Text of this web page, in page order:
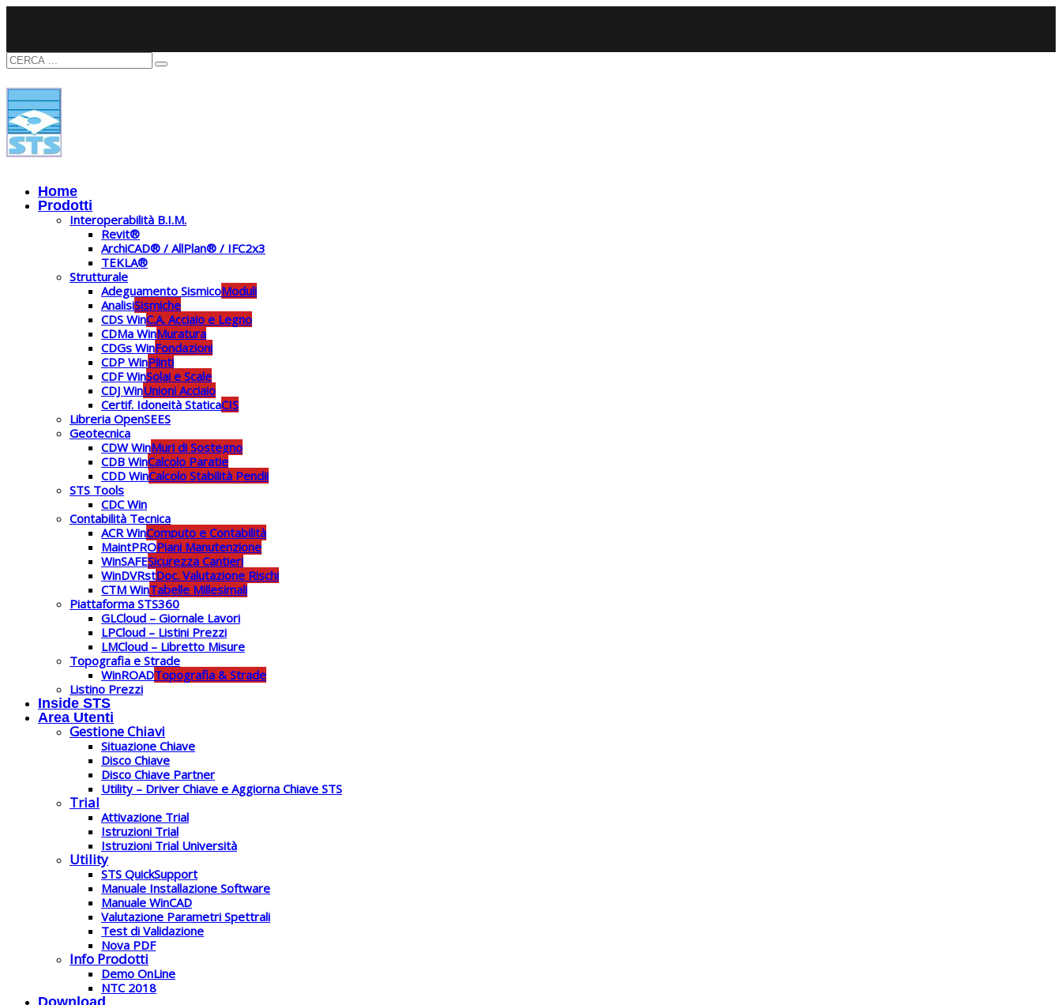
Home
Prodotti
Interoperabilità B.I.M.
Revit®
ArchiCAD® / AllPlan® / IFC2x3
TEKLA®
Strutturale
Adeguamento SismicoModuli
AnalisiSismiche
CDS WinC.A. Acciaio e Legno
CDMa WinMuratura
CDGs WinFondazioni
CDP WinPlinti
CDF WinSolai e Scale
CDJ WinUnioni Acciaio
Certif. Idoneità StaticaCIS
Libreria OpenSEES
Geotecnica
CDW WinMuri di Sostegno
CDB WinCalcolo Paratie
CDD WinCalcolo Stabilità Pendii
STS Tools
CDC Win
Contabilità Tecnica
ACR WinComputo e Contabilità
MaintPROPiani Manutenzione
WinSAFESicurezza Cantieri
WinDVRstDoc. Valutazione Rischi
CTM WinTabelle Millesimali
Piattaforma STS360
GLCloud – Giornale Lavori
LPCloud – Listini Prezzi
LMCloud – Libretto Misure
Topografia e Strade
WinROADTopografia & Strade
Listino Prezzi
Inside STS
Area Utenti
Gestione Chiavi
Situazione Chiave
Disco Chiave
Disco Chiave Partner
Utility – Driver Chiave e Aggiorna Chiave STS
Trial
Attivazione Trial
Istruzioni Trial
Istruzioni Trial Università
Utility
STS QuickSupport
Manuale Installazione Software
Manuale WinCAD
Valutazione Parametri Spettrali
Test di Validazione
Nova PDF
Info Prodotti
Demo OnLine
NTC 2018
Download